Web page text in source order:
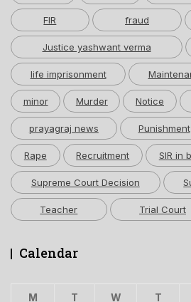
FIR fraud
Justice yashwant verma
life imprisonment
minor Murder Notice
prayagraj news Punishment
Rape Recruitment SIR in
Supreme Court Decision
Teacher Trial Court
Calendar
M T W T